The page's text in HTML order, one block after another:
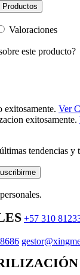
Productos
Valoraciones
este producto?
exitosamente. Ver
exitosamente.
tendencias y
+57 310